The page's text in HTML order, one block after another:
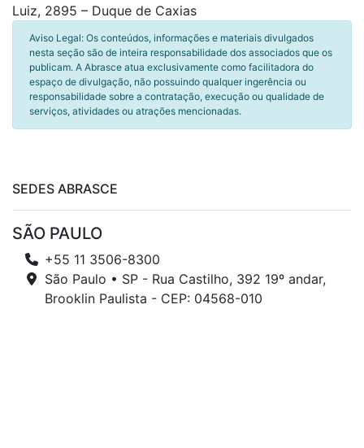
Luiz, 2895 – Duque de Caxias
Aviso Legal: Os conteúdos, informações e materiais divulgados
nesta seção são de inteira responsabilidade dos associados que os
publicam. A Abrasce atua exclusivamente como facilitadora do
espaço de divulgação, não possuindo qualquer ingerência ou
responsabilidade sobre a contratação, execução ou qualidade de
serviços, atividades ou atrações mencionadas.
SEDES ABRASCE
SÃO PAULO
+55 11 3506-8300
São Paulo • SP - Rua Castilho, 392 19º andar,
Brooklin Paulista - CEP: 04568-010